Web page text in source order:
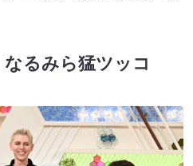
るみら猛ツッコ